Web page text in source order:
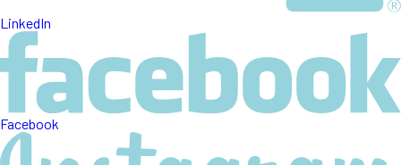
LinkedIn
Facebook